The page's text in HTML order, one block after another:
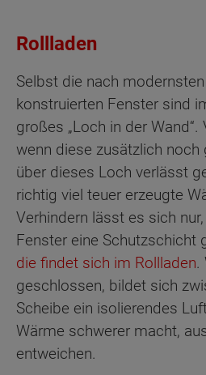
Rollladen
Selbst die nach
konstruierten Fenster sind
großes „Loch in der Wand“.
wenn diese zusätzlich
über dieses Loch verlässt
richtig viel teuer erzeugte
Verhindern lässt es sich
Fenster eine Schutzschicht
die findet sich im Rollladen.
geschlossen, bildet sich
Scheibe ein isolierendes
Wärme schwerer macht,
entweichen.